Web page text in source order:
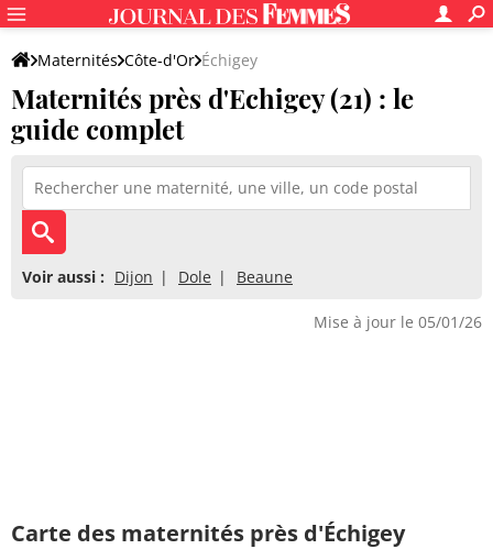
Maternités Côte-d'Or Échigey
Maternités près d'Echigey (21) : le
guide complet
Voir aussi : Dijon Dole Beaune
Mise à jour le 05/01/26
Carte des maternités près d'Échigey